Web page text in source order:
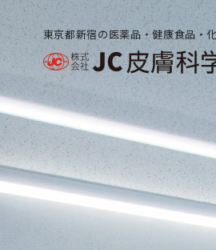
東京都新宿の医薬品・健康食品・